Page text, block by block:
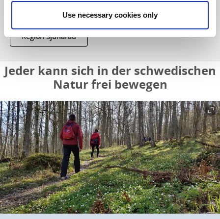
Use necessary cookies only
mit dichten Wäldern ab.
Region Sjuhärad
Jeder kann sich in der schwedischen
Natur frei bewegen